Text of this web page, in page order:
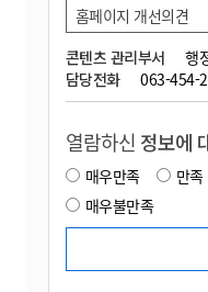
콘텐츠 관리부서
행
담당전화
063-454-
홈페이지 개선의견
열람하신 정보에
매우만족 만족
매우불만족